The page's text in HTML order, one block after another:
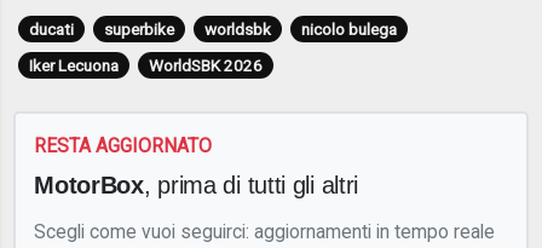
ducati superbike worldsbk
nicolo bulega
Iker Lecuona
WorldSBK 2026
RESTA AGGIORNATO
MotorBox, prima di tutti gli altri
Scegli come vuoi seguirci: aggiornamenti in tempo reale